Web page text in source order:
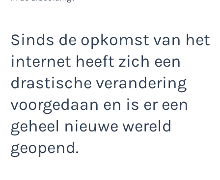
Sinds de opkomst van het
internet heeft zich een
drastische verandering
voorgedaan en is er een
geheel nieuwe wereld
geopend.